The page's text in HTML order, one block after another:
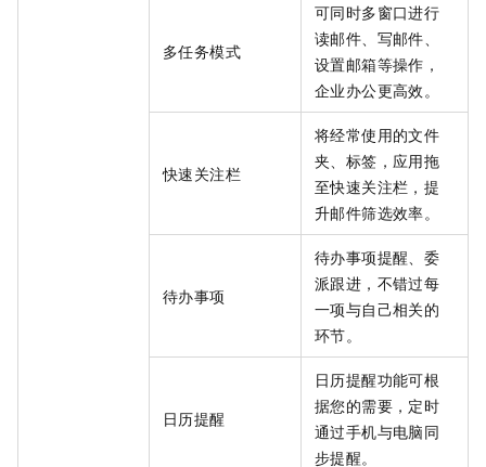
多任务模式
可同时多窗口进行
读邮件、写邮件、
设置邮箱等操作，
企业办公更高效。
快速关注栏
将经常使用的文件
夹、标签，应用拖
至快速关注栏，提
升邮件筛选效率。
待办事项
待办事项提醒、委
派跟进，不错过每
一项与自己相关的
环节。
日历提醒
日历提醒功能可根
据您的需要，定时
通过手机与电脑同
步提醒。